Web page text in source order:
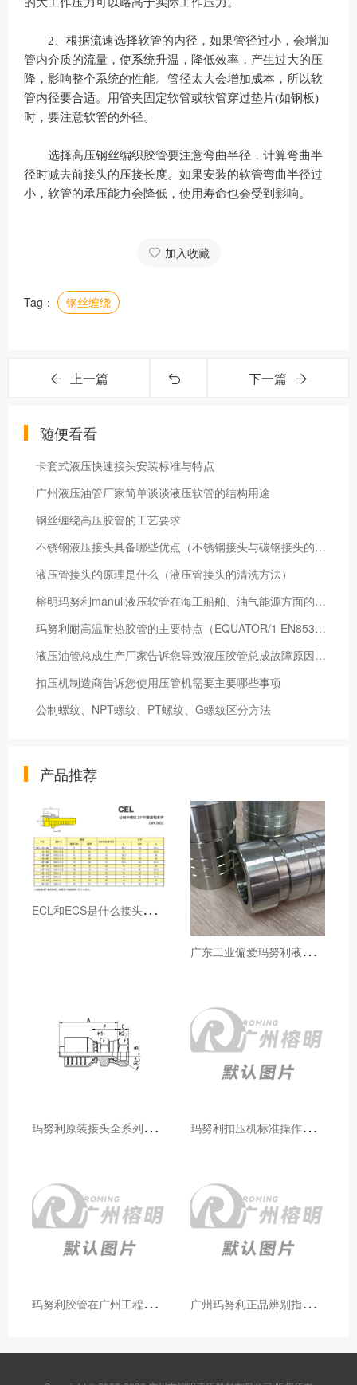
的大工作压力可以略高于实际工作压力。
2、根据流速选择软管的内径，如果管径过小，会增加
管内介质的流量，使系统升温，降低效率，产生过大的压
降，影响整个系统的性能。管径太大会增加成本，所以软
管内径要合适。用管夹固定软管或软管穿过垫片(如钢板)
时，要注意软管的外径。
选择高压钢丝编织胶管要注意弯曲半径，计算弯曲半
径时减去前接头的压接长度。如果安装的软管弯曲半径过
小，软管的承压能力会降低，使用寿命也会受到影响。
加入收藏
Tag： 钢丝缠绕
上一篇 下一篇
随便看看
卡套式液压快速接头安装标准与特点
广州液压油管厂家简单谈谈液压软管的结构用途
钢丝缠绕高压胶管的工艺要求
不锈钢液压接头具备哪些优点（不锈钢接头与碳钢接头的区别）
液压管接头的原理是什么（液压管接头的清洗方法）
榕明玛努利manuli液压软管在海工船舶、油气能源方面的应用方案
玛努利耐高温耐热胶管的主要特点（EQUATOR/1 EN853的技术参数）
液压油管总成生产厂家告诉您导致液压胶管总成故障原因有哪些
扣压机制造商告诉您使用压管机需要主要哪些事项
公制螺纹、NPT螺纹、PT螺纹、G螺纹区分方法
产品推荐
E
CL和ECS是什么接头，用于什么胶管或管件
广
东工业偏爱玛努利液压产品的五大原因（代理深度分析）
玛
努利原装接头全系列型号解析：广州客户选型必备指南 玛
努利扣压机标准操作流程：广州代理手把手教学（新手也能学会）
玛
努利胶管在广州工程机械领域的应用案例与效果分析 广
州玛努利正品辨别指南：如何区分原装 Manuli 胶管 / 接头 / 扣压机（代理专业版）